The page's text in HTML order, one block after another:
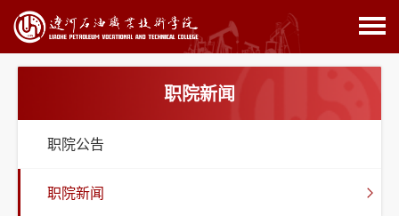
职院新闻
职院公告
职院新闻